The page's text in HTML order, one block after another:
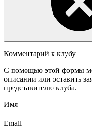
Комментарий к клубу
С помощью этой формы
описании или оставить
представителю клуба.
Имя
Email